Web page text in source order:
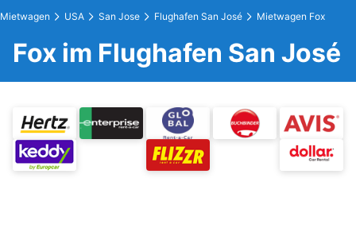
Mietwagen USA San Jose Flughafen San José Mietwagen Fox
Fox im Flughafen San José